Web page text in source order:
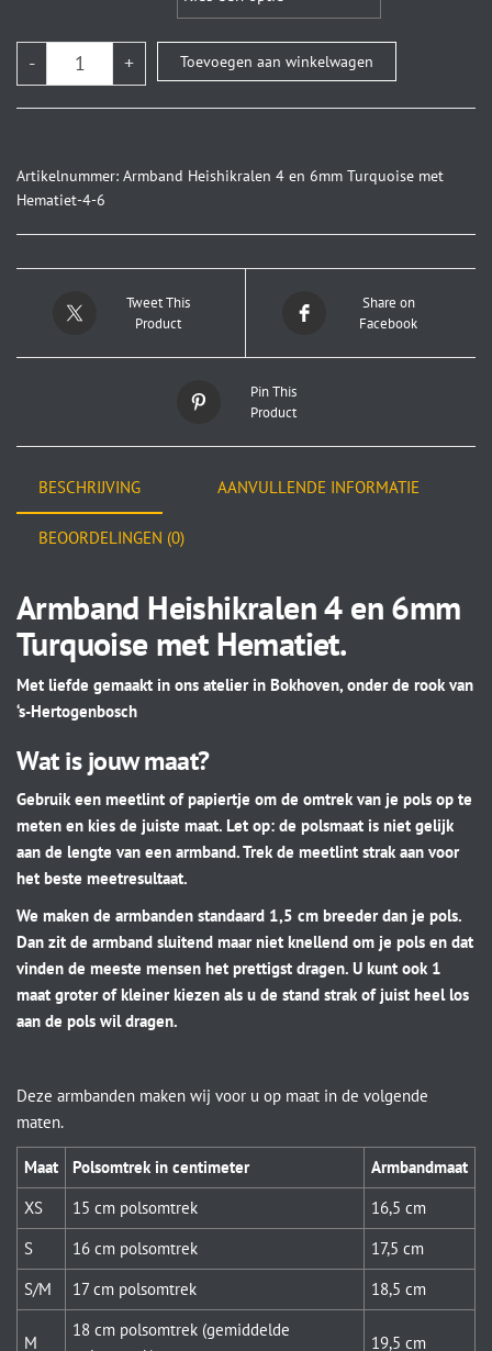
- + Toevoegen aan winkelwagen
Artikelnummer: Armband Heishikralen 4 en 6mm Turquoise met
Hematiet-4-6
Tweet This
Product
Share on
Facebook
Pin This
Product
BESCHRIJVING AANVULLENDE INFORMATIE
BEOORDELINGEN (0)
Armband Heishikralen 4 en 6mm
Turquoise met Hematiet.
Met liefde gemaakt in ons atelier in Bokhoven, onder de rook van
‘s-Hertogenbosch
Wat is jouw maat?
Gebruik een meetlint of papiertje om de omtrek van je pols op te
meten en kies de juiste maat. Let op: de polsmaat is niet gelijk
aan de lengte van een armband. Trek de meetlint strak aan voor
het beste meetresultaat.
We maken de armbanden standaard 1,5 cm breeder dan je pols.
Dan zit de armband sluitend maar niet knellend om je pols en dat
vinden de meeste mensen het prettigst dragen. U kunt ook 1
maat groter of kleiner kiezen als u de stand strak of juist heel los
aan de pols wil dragen.
Deze armbanden maken wij voor u op maat in de volgende
maten.
Maat Polsomtrek in centimeter
Armbandmaat
XS
15 cm polsomtrek
16,5 cm
S
16 cm polsomtrek
17,5 cm
S/M
17 cm polsomtrek 18,5 cm
M
18 cm polsomtrek (gemiddelde
19,5 cm